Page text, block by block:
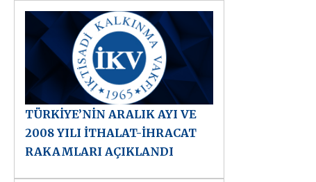
TÜRKİYE’NİN ARALIK AYI VE
2008 YILI İTHALAT-İHRACAT
RAKAMLARI AÇIKLANDI